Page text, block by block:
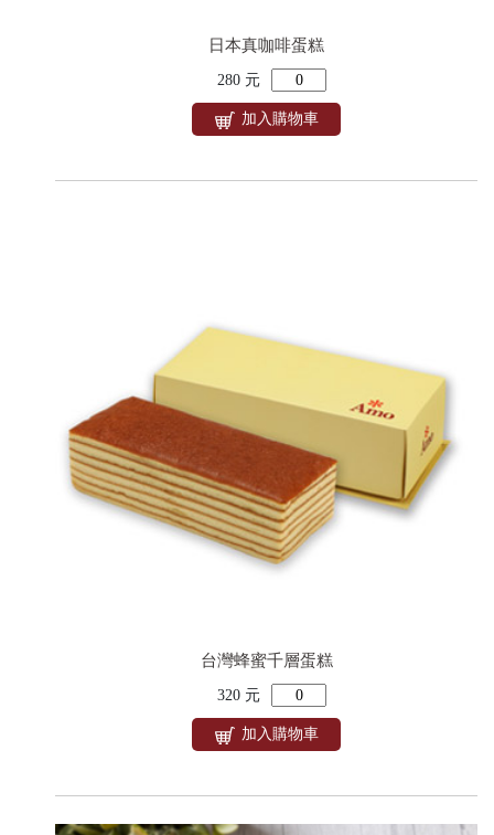
日本真咖啡蛋糕
280 元
加入購物車
台灣蜂蜜千層蛋糕
320 元
加入購物車